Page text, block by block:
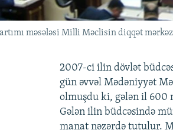
məsələsi Milli Məclisin diqqət
2007-ci ilin dövlət
gün əvvəl Mədəniyyət
olmuşdu ki, gələn il 600
Gələn ilin büdcəsində
manat nəzərdə tutulur.